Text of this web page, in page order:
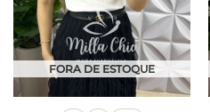
na
página
do
produto
FORA DE ESTOQUE